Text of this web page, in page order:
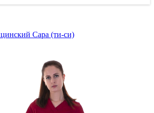
Сара (ти-си)